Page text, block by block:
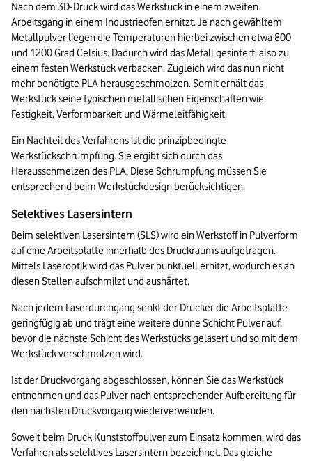
Nach dem 3D-Druck wird das Werkstück in einem zweiten
Arbeitsgang in einem Industrieofen erhitzt. Je nach gewähltem
Metallpulver liegen die Temperaturen hierbei zwischen etwa 800
und 1200 Grad Celsius. Dadurch wird das Metall gesintert, also zu
einem festen Werkstück verbacken. Zugleich wird das nun nicht
mehr benötigte PLA herausgeschmolzen. Somit erhält das
Werkstück seine typischen metallischen Eigenschaften wie
Festigkeit, Verformbarkeit und Wärmeleitfähigkeit.
Ein Nachteil des Verfahrens ist die prinzipbedingte
Werkstückschrumpfung. Sie ergibt sich durch das
Herausschmelzen des PLA. Diese Schrumpfung müssen Sie
entsprechend beim Werkstückdesign berücksichtigen.
Selektives Lasersintern
Beim selektiven Lasersintern (SLS) wird ein Werkstoff in Pulverform
auf eine Arbeitsplatte innerhalb des Druckraums aufgetragen.
Mittels Laseroptik wird das Pulver punktuell erhitzt, wodurch es an
diesen Stellen aufschmilzt und aushärtet.
Nach jedem Laserdurchgang senkt der Drucker die Arbeitsplatte
geringfügig ab und trägt eine weitere dünne Schicht Pulver auf,
bevor die nächste Schicht des Werkstücks gelasert und so mit dem
Werkstück verschmolzen wird.
Ist der Druckvorgang abgeschlossen, können Sie das Werkstück
entnehmen und das Pulver nach entsprechender Aufbereitung für
den nächsten Druckvorgang wiederverwenden.
Soweit beim Druck Kunststoffpulver zum Einsatz kommen, wird das
Verfahren als selektives Lasersintern bezeichnet. Das gleiche